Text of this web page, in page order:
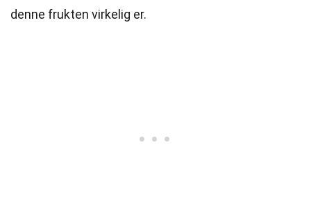
denne frukten virkelig er.